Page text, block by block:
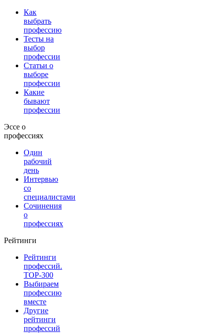
Как
выбрать
профессию
Тесты на
выбор
профессии
Статьи о
выборе
профессии
Какие
бывают
профессии
Эссе о
профессиях
Один
рабочий
день
Интервью
со
специалистами
Сочинения
о
профессиях
Рейтинги
Рейтинги
профессий.
TOP-300
Выбираем
профессию
вместе
Другие
рейтинги
профессий